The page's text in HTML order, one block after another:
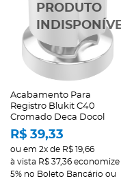
Acabamento Para
Registro Blukit C40
Cromado Deca Docol
R$ 39,33
ou em 2xde R$ 19,66
à vista R$ 37,36economize
5% no Boleto Bancário ou